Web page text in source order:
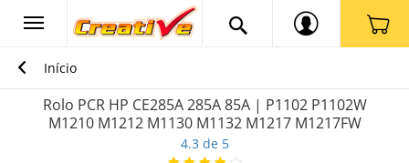
Início
Rolo PCR HP CE285A 285A 85A | P1102 P1102W
M1210 M1212 M1130 M1132 M1217 M1217FW
4.3 de 5